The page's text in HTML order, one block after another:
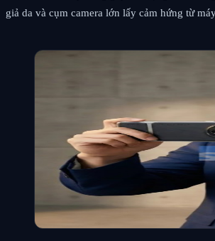
giả da và cụm camera lớn lấy cảm hứng từ